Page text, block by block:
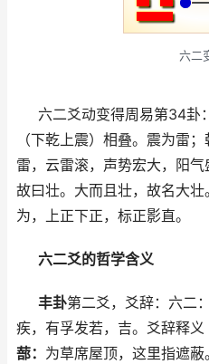
六二
六二爻动变得周易第34卦
（下乾上震）相叠。震为雷
雷，云雷滚，声势宏大，阳
故曰壮。大而且壮，故名大
为，上正下正，标正影直。
六二爻的哲学含义
丰卦第二爻，爻辞：六二
疾，有孚发若，吉。爻辞释义
蔀： 为草席屋顶，这里指遮蔽。